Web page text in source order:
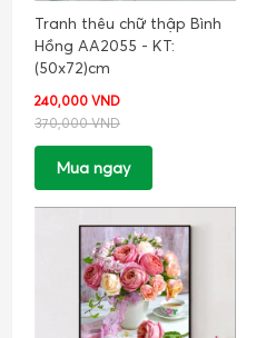
Tranh thêu chữ thập Bình
Hồng AA2055 - KT:
(50x72)cm
240,000 VND
370,000 VND
Mua ngay